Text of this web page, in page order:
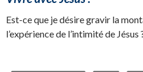
Est-ce que je désire gravir la
l’expérience de l’intimité de Jésus